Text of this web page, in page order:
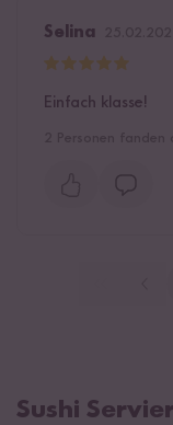
Selina
Einfach klasse!
Sushi